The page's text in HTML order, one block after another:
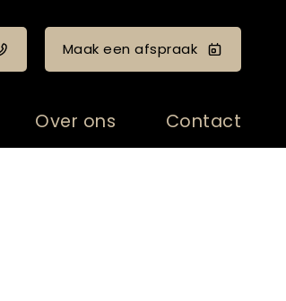
Maak een afspraak
Over ons Contact